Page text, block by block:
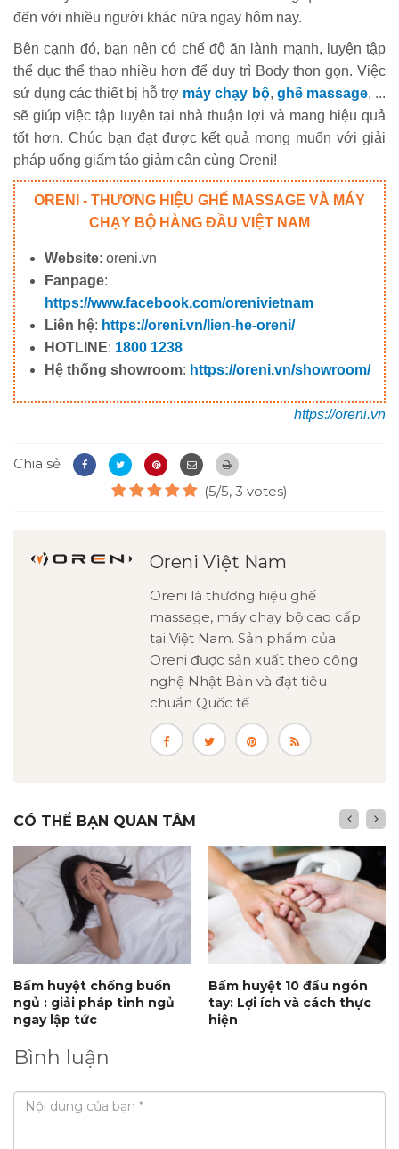
đến với nhiều người khác nữa ngay hôm nay.
Bên cạnh đó, bạn nên có chế độ ăn lành mạnh, luyện tập
thể dục thể thao nhiều hơn để duy trì Body thon gọn. Việc
sử dụng các thiết bị hỗ trợ máy chạy bộ, ghế massage, ...
sẽ giúp việc tập luyện tại nhà thuận lợi và mang hiệu quả
tốt hơn. Chúc bạn đạt được kết quả mong muốn với giải
pháp uống giấm táo giảm cân cùng Oreni!
ORENI - THƯƠNG HIỆU GHẾ MASSAGE VÀ MÁY
CHẠY BỘ HÀNG ĐẦU VIỆT NAM
Website: oreni.vn
Fanpage:
https://www.facebook.com/orenivietnam
Liên hệ: https://oreni.vn/lien-he-oreni/
HOTLINE: 1800 1238
Hệ thống showroom: https://oreni.vn/showroom/
https://oreni.vn
Chia sẻ
(5/5, 3 votes)
Oreni Việt Nam
Oreni là thương hiệu ghế
massage, máy chạy bộ cao cấp
tại Việt Nam. Sản phẩm của
Oreni được sản xuất theo công
nghệ Nhật Bản và đạt tiêu
chuẩn Quốc tế
CÓ THỂ BẠN QUAN TÂM
Bấm huyệt chống buồn
ngủ : giải pháp tỉnh ngủ
ngay lập tức
Bấm huyệt 10 đầu ngón
tay: Lợi ích và cách thực
hiện
Bình luận